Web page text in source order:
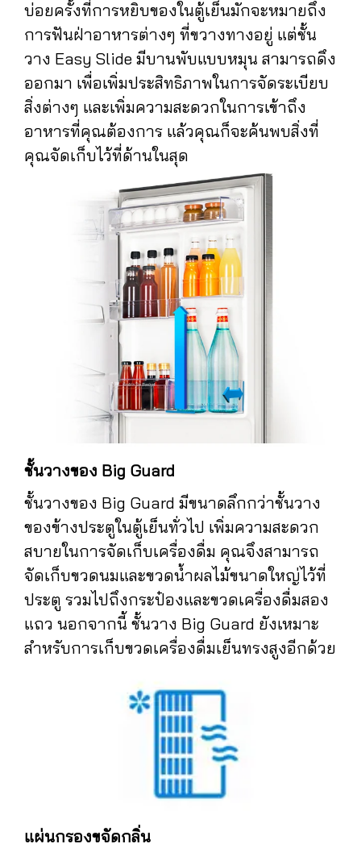
บ่อยครั้งที่การหยิบของในตู้เย็นมักจะหมายถึง
การฟันฝ่าอาหารต่างๆ ที่ขวางทางอยู่ แต่ชั้น
วาง Easy Slide มีบานพับแบบหมุน สามารถดึง
ออกมา เพื่อเพิ่มประสิทธิภาพในการจัดระเบียบ
สิ่งต่างๆ และเพิ่มความสะดวกในการเข้าถึง
อาหารที่คุณต้องการ แล้วคุณก็จะค้นพบสิ่งที่
คุณจัดเก็บไว้ที่ด้านในสุด
ชั้นวางของ Big Guard
ชั้นวางของ Big Guard มีขนาดลึกกว่าชั้นวาง
ของข้างประตูในตู้เย็นทั่วไป เพิ่มความสะดวก
สบายในการจัดเก็บเครื่องดื่ม คุณจึงสามารถ
จัดเก็บขวดนมและขวดน้ำผลไม้ขนาดใหญ่ไว้ที่
ประตู รวมไปถึงกระป๋องและขวดเครื่องดื่มสอง
แถว นอกจากนี้ ชั้นวาง Big Guard ยังเหมาะ
สำหรับการเก็บขวดเครื่องดื่มเย็นทรงสูงอีกด้วย
แผ่นกรองขจัดกลิ่น